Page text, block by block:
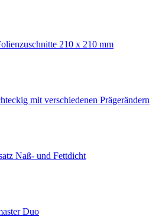
210 x 210 mm
mit verschiedenen Prägerändern
Naß- und Fettdicht
Duo